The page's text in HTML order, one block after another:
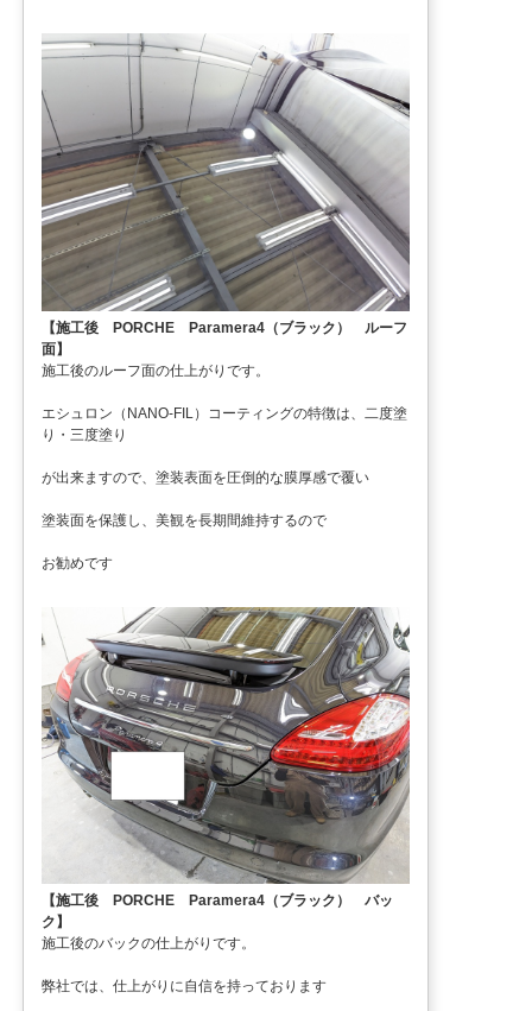
【施工後 PORCHE Paramera4（ブラック） ルーフ
面】
施工後のルーフ面の仕上がりです。
エシュロン（NANO-FIL）コーティングの特徴は、二度塗
り・三度塗り
が出来ますので、塗装表面を圧倒的な膜厚感で覆い
塗装面を保護し、美観を長期間維持するので
お勧めです
【施工後 PORCHE Paramera4（ブラック） バッ
ク】
施工後のバックの仕上がりです。
弊社では、仕上がりに自信を持っております